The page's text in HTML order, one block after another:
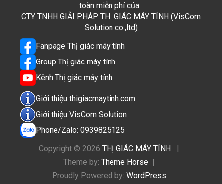
toàn miễn phí của
CTY TNHH GIẢI PHÁP THỊ GIÁC MÁY TÍNH (VisCom
Solution co.,ltd)
Fanpage Thị giác máy tính
Group Thị giác máy tính
Kênh Thị giác máy tính
Giới thiệu thigiacmaytinh.com
Giới thiệu VisCom Solution
Phone/Zalo: 0939825125
Copyright © 2026 THỊ GIÁC MÁY TÍNH
Theme by: Theme Horse
Proudly Powered by: WordPress